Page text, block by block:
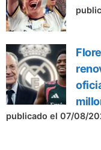
publicado el 07/08/